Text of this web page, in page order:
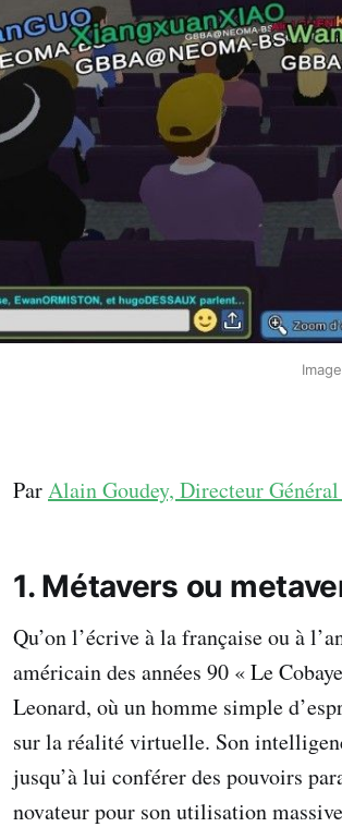
ParAlain Goudey, Directeur
1. Métavers ou
Qu’on l’écrive à la française ou à
américain des années 90 « Le
Leonard, où un homme simple
sur la réalité virtuelle. Son
jusqu’à lui conférer des pouvoirs
novateur pour son utilisation